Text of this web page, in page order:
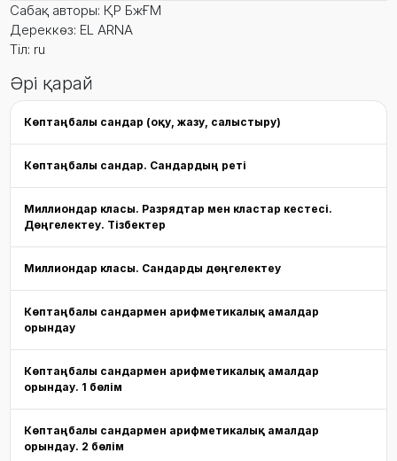
Сабақ авторы: ҚР БжҒМ
Дереккөз: EL ARNA
Тіл: ru
Әрі қарай
Көптаңбалы сандар (оқу, жазу, салыстыру)
Көптаңбалы сандар. Сандардың реті
Миллиондар класы. Разрядтар мен кластар кестесі.
Дөңгелектеу. Тізбектер
Миллиондар класы. Сандарды дөңгелектеу
Көптаңбалы сандармен арифметикалық амалдар
орындау
Көптаңбалы сандармен арифметикалық амалдар
орындау. 1 бөлім
Көптаңбалы сандармен арифметикалық амалдар
орындау. 2 бөлім